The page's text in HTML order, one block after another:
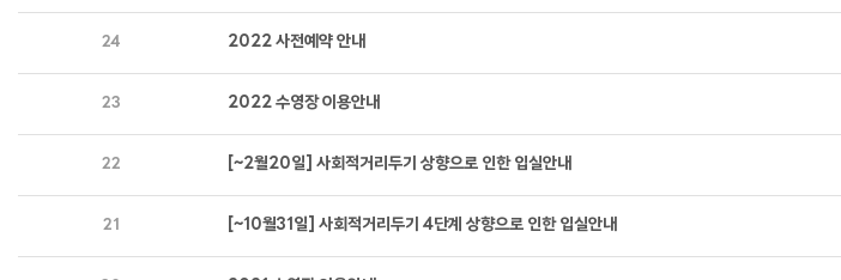
24 2022 사전예약 안내
23 2022 수영장 이용안내
22 [~2월20일] 사회적거리두기 상향으로 인한 입실안내
21 [~10월31일] 사회적거리두기 4단계 상향으로 인한 입실안내